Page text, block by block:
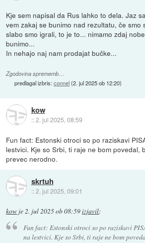
Kje sem napisal da Rus lahko to dela. Jaz
vem zakaj se bunimo nad rezultatu, če smo
slabo smo igrali, to je to... nimamo zdaj
bunimo...
In nehajo naj nam prodajat bučke...
Zgodovina sprememb…
predlagal izbris:connel(2. jul 2025 ob 12:20)
kow
::2. jul 2025, 08:59
Fun fact: Estonski otroci so po raziskavi
lestvici. Kje so Srbi, ti raje ne bom povedal,
prevec nerodno.
skrtuh
::2. jul 2025, 09:01
kow je2. jul 2025 ob 08:59izjavil:
Fun fact: Estonski otroci so po raziskavi
na lestvici. Kje so Srbi, ti raje ne bom